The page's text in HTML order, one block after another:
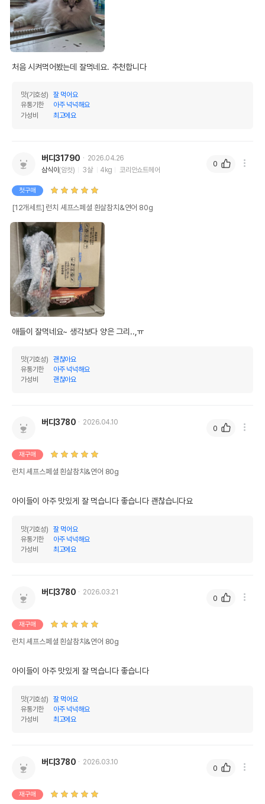
조지방
조섬유질
조회분
칼슘
오메가6
상세 정보
품명 및 모델명 런치 셰프스페셜 흰살참치&연어 80g
법에 의한 인증,허가 등을
받았음을 확인할수 있는
경우 그에 대한 사항
AS책임자와 전화번호
또는 소비자상담 관련
유통기한
이후인 상품이 출고됩니다.
처음 시켜먹어봤는데 잘먹네요. 추천합니다
맛(기호성)
잘 먹어요
유통기한
아주 넉넉해요
가성비
최고에요
버디31790
2026.04.26
삼식이(암컷) 3살 4kg 코리안쇼트헤어
첫구매
[12개세트] 런치 셰프스페셜 흰살참치&연어 80g
애들이 잘먹네요~ 생각보다 양은 그리..,ㅠ
맛(기호성)
괜찮아요
유통기한
아주 넉넉해요
가성비
괜찮아요
0
버디3780 2026.04.10
재구매
런치 셰프스페셜 흰살참치&연어 80g
아이들이 아주 맛있게 잘 먹습니다 좋습니다 괜찮습니다요
맛(기호성)
잘 먹어요
유통기한
아주 넉넉해요
가성비
최고에요
0
버디3780 2026.03.21
재구매
런치 셰프스페셜 흰살참치&연어 80g
아이들이 아주 맛있게 잘 먹습니다 좋습니다
맛(기호성)
잘 먹어요
유통기한
아주 넉넉해요
가성비
최고에요
0
버디3780 2026.03.10
재구매
0